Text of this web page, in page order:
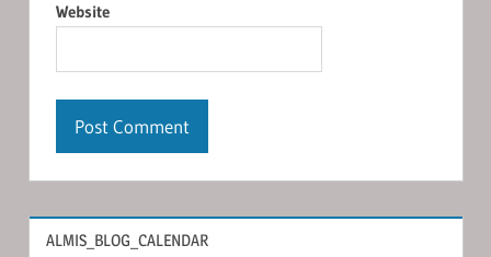
Website
ALMIS_BLOG_CALENDAR